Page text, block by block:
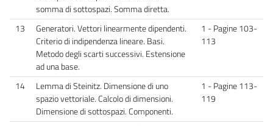
somma di sottospazi. Somma diretta.
13
Generatori. Vettori linearmente dipendenti.
Criterio di indipendenza lineare. Basi.
Metodo degli scarti successivi. Estensione
ad una base.
1 - Pagine 103-
113
14
Lemma di Steinitz. Dimensione di uno
spazio vettoriale. Calcolo di dimensioni.
Dimensione di sottospazi. Componenti.
1 - Pagine 113-
119